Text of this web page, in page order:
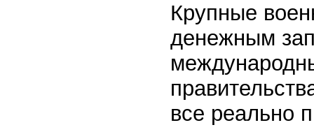
Крупные
денежным
все реально